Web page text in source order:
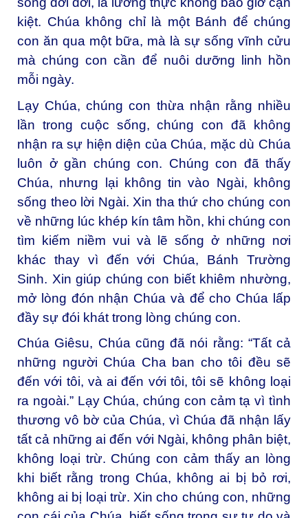
kiệt. Chúa không chỉ là một Bánh để chúng
con ăn qua một bữa, mà là sự sống vĩnh cửu
mà chúng con cần để nuôi dưỡng linh hồn
mỗi ngày.
Lạy Chúa, chúng con thừa nhận rằng nhiều
lần trong cuộc sống, chúng con đã không
nhận ra sự hiện diện của Chúa, mặc dù Chúa
luôn ở gần chúng con. Chúng con đã thấy
Chúa, nhưng lại không tin vào Ngài, không
sống theo lời Ngài. Xin tha thứ cho chúng con
về những lúc khép kín tâm hồn, khi chúng con
tìm kiếm niềm vui và lẽ sống ở những nơi
khác thay vì đến với Chúa, Bánh Trường
Sinh. Xin giúp chúng con biết khiêm nhường,
mở lòng đón nhận Chúa và để cho Chúa lấp
đầy sự đói khát trong lòng chúng con.
Chúa Giêsu, Chúa cũng đã nói rằng: “Tất cả
những người Chúa Cha ban cho tôi đều sẽ
đến với tôi, và ai đến với tôi, tôi sẽ không loại
ra ngoài.” Lạy Chúa, chúng con cảm tạ vì tình
thương vô bờ của Chúa, vì Chúa đã nhận lấy
tất cả những ai đến với Ngài, không phân biệt,
không loại trừ. Chúng con cảm thấy an lòng
khi biết rằng trong Chúa, không ai bị bỏ rơi,
không ai bị loại trừ. Xin cho chúng con, những